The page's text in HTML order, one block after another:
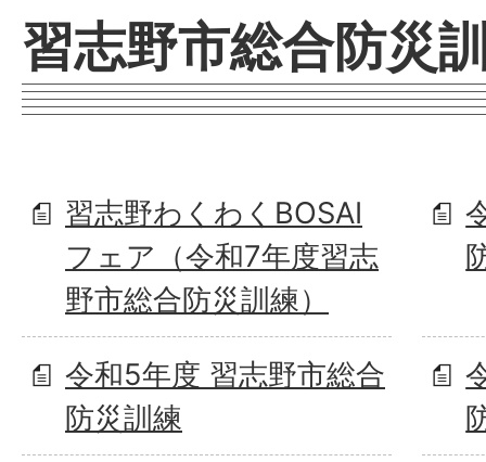
習志野市総合防災
習志野わくわくBOSAI
フェア（令和7年度習志
野市総合防災訓練）
令和5年度 習志野市総合
防災訓練